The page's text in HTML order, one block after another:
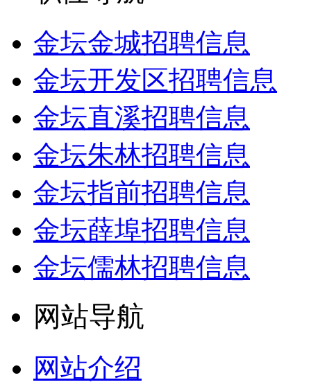
金坛金城招聘信息
金坛开发区招聘信息
金坛直溪招聘信息
金坛朱林招聘信息
金坛指前招聘信息
金坛薛埠招聘信息
金坛儒林招聘信息
网站导航
网站介绍